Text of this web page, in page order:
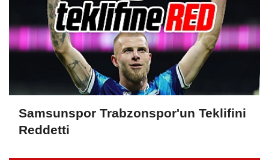
Samsunspor Trabzonspor'un Teklifini
Reddetti